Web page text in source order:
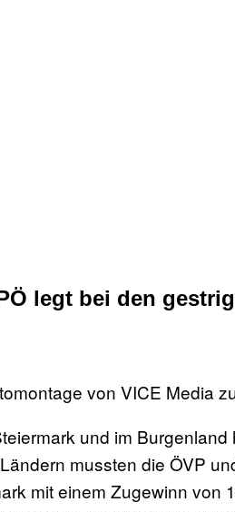
legt bei den
von VICE Media
und im
mussten die ÖVP
mit einem Zugewinn von